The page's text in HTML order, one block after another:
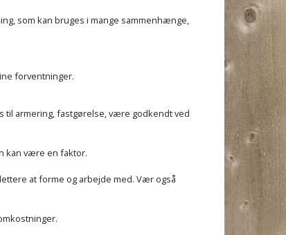
som kan bruges i mange sammenhænge,
forventninger.
til armering, fastgørelse, være godkendt ved
kan være en faktor.
at forme og arbejde med. Vær også